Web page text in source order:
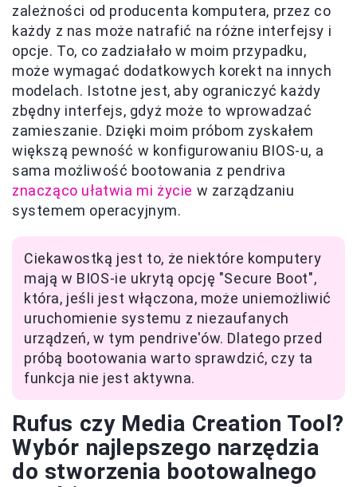
zależności od producenta komputera, przez co
każdy z nas może natrafić na różne interfejsy i
opcje. To, co zadziałało w moim przypadku,
może wymagać dodatkowych korekt na innych
modelach. Istotne jest, aby ograniczyć każdy
zbędny interfejs, gdyż może to wprowadzać
zamieszanie. Dzięki moim próbom zyskałem
większą pewność w konfigurowaniu BIOS-u, a
sama możliwość bootowania z pendriva
znacząco ułatwia mi życie w zarządzaniu
systemem operacyjnym.
Ciekawostką jest to, że niektóre komputery
mają w BIOS-ie ukrytą opcję "Secure Boot",
która, jeśli jest włączona, może uniemożliwić
uruchomienie systemu z niezaufanych
urządzeń, w tym pendrive'ów. Dlatego przed
próbą bootowania warto sprawdzić, czy ta
funkcja nie jest aktywna.
Rufus czy Media Creation Tool?
Wybór najlepszego narzędzia
do stworzenia bootowalnego